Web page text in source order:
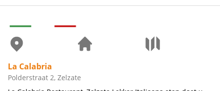
La Calabria
Polderstraat 2, Zelzate